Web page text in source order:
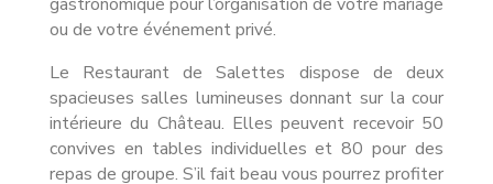
ou de votre événement privé.
Le Restaurant de Salettes dispose de deux
spacieuses salles lumineuses donnant sur la cour
intérieure du Château. Elles peuvent recevoir 50
convives en tables individuelles et 80 pour des
repas de groupe. S’il fait beau vous pourrez profiter